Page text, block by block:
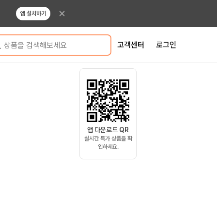
앱 설치하기
상품을 검색해보세요 고객센터 로그인
앱 다운로드 QR
실시간 특가 상품을 확
인하세요.